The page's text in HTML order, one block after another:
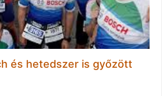
és hetedszer is győzött